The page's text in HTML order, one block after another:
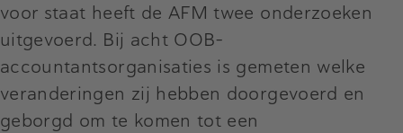
voor staat heeft de AFM twee onderzoeken
uitgevoerd. Bij acht OOB-
accountantsorganisaties is gemeten welke
veranderingen zij hebben doorgevoerd en
geborgd om te komen tot een